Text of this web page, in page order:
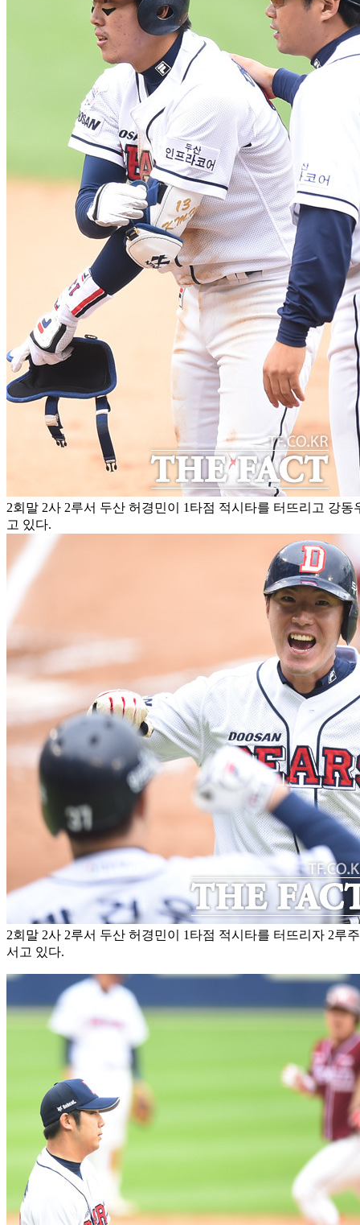
2회말 2사 2루서 두산 허경민이 1타점 적시타를 터뜨리고 강동
고 있다.
2회말 2사 2루서 두산 허경민이 1타점 적시타를 터뜨리자 2루
서고 있다.